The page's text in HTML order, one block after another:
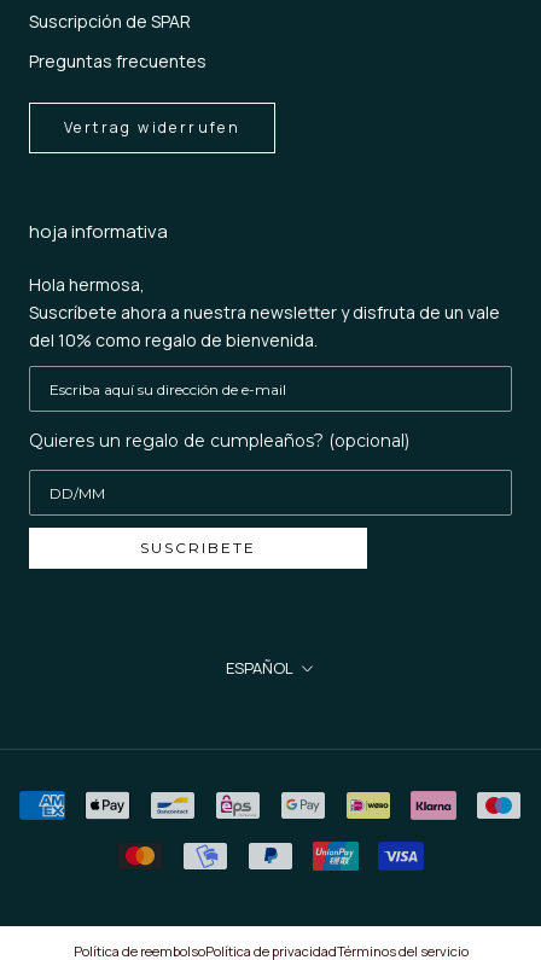
Suscripción de SPAR
Preguntas frecuentes
Vertrag widerrufen
hoja informativa
Hola hermosa,
Suscríbete ahora a nuestra newsletter y disfruta de un vale
del 10% como regalo de bienvenida.
Quieres un regalo de cumpleaños? (opcional)
SUSCRIBETE
Idioma
ESPAÑOL
Política de reembolsoPolítica de privacidadTérminos del servicio